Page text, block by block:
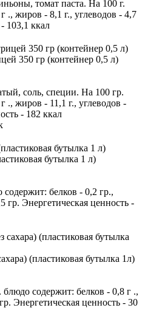
томат паста. На 100 г.
., жиров - 8,1 г., углеводов - 4,7
103,1 ккал
350 гр (контейнер 0,5 л)
соль, специи. На 100 гр.
., жиров - 11,1 г., углеводов -
- 182 ккал
бутылка 1 л)
белков - 0,2 гр.,
гр. Энергетическая ценность -
(пластиковая бутылка 1л)
содержит: белков - 0,8 г .,
Энергетическая ценность - 30